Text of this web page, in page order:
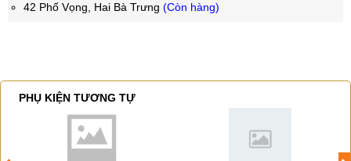
42 Phố Vọng, Hai Bà Trưng (Còn hàng)
PHỤ KIỆN TƯƠNG TỰ